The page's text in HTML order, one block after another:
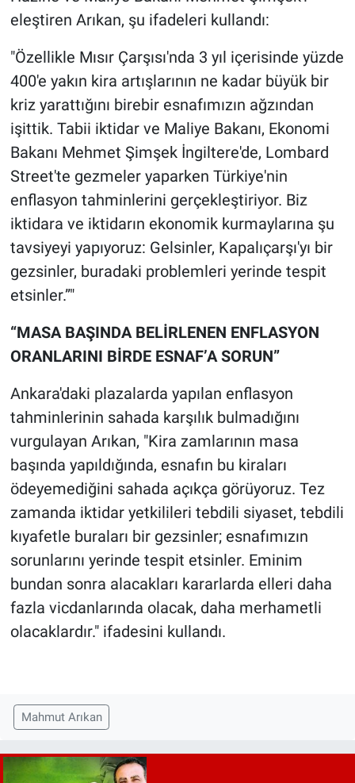
eleştiren Arıkan, şu ifadeleri kullandı:
"Özellikle Mısır Çarşısı'nda 3 yıl içerisinde yüzde
400'e yakın kira artışlarının ne kadar büyük bir
kriz yarattığını birebir esnafımızın ağzından
işittik. Tabii iktidar ve Maliye Bakanı, Ekonomi
Bakanı Mehmet Şimşek İngiltere'de, Lombard
Street'te gezmeler yaparken Türkiye'nin
enflasyon tahminlerini gerçekleştiriyor. Biz
iktidara ve iktidarın ekonomik kurmaylarına şu
tavsiyeyi yapıyoruz: Gelsinler, Kapalıçarşı'yı bir
gezsinler, buradaki problemleri yerinde tespit
etsinler.”"
“MASA BAŞINDA BELİRLENEN ENFLASYON
ORANLARINI BİRDE ESNAF’A SORUN”
Ankara'daki plazalarda yapılan enflasyon
tahminlerinin sahada karşılık bulmadığını
vurgulayan Arıkan, "Kira zamlarının masa
başında yapıldığında, esnafın bu kiraları
ödeyemediğini sahada açıkça görüyoruz. Tez
zamanda iktidar yetkilileri tebdili siyaset, tebdili
kıyafetle buraları bir gezsinler; esnafımızın
sorunlarını yerinde tespit etsinler. Eminim
bundan sonra alacakları kararlarda elleri daha
fazla vicdanlarında olacak, daha merhametli
olacaklardır." ifadesini kullandı.
Mahmut Arıkan